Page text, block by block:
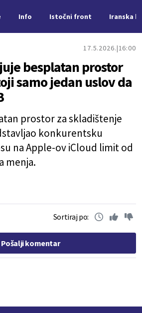
Info Istočni front Iranska
17.5.2026. 16:00
besplatan prostor
samo jedan uslov da
prostor za skladištenje
konkurentsku
na Apple-ov iCloud limit od
menja.
Sortiraj po:
Pošalji komentar